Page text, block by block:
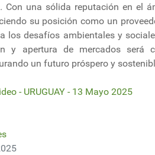
Con una sólida reputación en el
su posición como un
los desafíos ambientales y
y apertura de mercados
un futuro próspero y
- URUGUAY - 13 Mayo 2025